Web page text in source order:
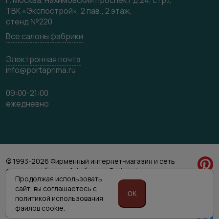
ТВК «Экспострой», 2 пав., 2 этаж,
стенд №220
Все салоны фабрики
Электронная почта
info@portaprima.ru
09:00-21:00
ежедневно
© 1993-2026 Фирменный интернет-магазин и сеть
салонов мебельной фабрики «Porta prima»
Политика обработки персональных данных
Согласие на обработку персональных данных
Приведенная на сайте информация не является публичной офертой
Продолжая использовать
сайт, вы соглашаетесь с
политикой использования
файлов cookie.
OK